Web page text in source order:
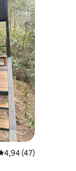
de uma
4,94 (47)